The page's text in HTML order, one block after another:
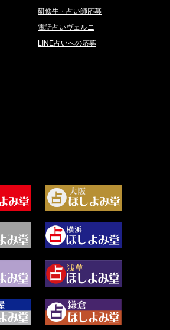
研修生・占い師応募
電話占いヴェルニ
LINE占いへの応募